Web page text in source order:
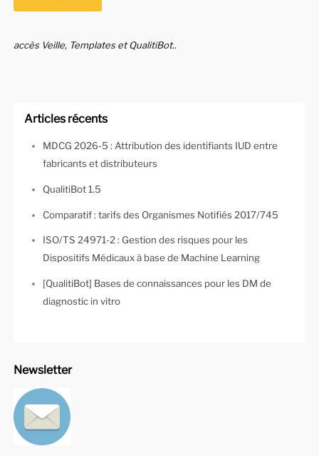
accès Veille, Templates et QualitiBot..
Articles récents
MDCG 2026-5 : Attribution des identifiants IUD entre
fabricants et distributeurs
QualitiBot 1.5
Comparatif : tarifs des Organismes Notifiés 2017/745
ISO/TS 24971-2 : Gestion des risques pour les
Dispositifs Médicaux à base de Machine Learning
[QualitiBot] Bases de connaissances pour les DM de
diagnostic in vitro
Newsletter